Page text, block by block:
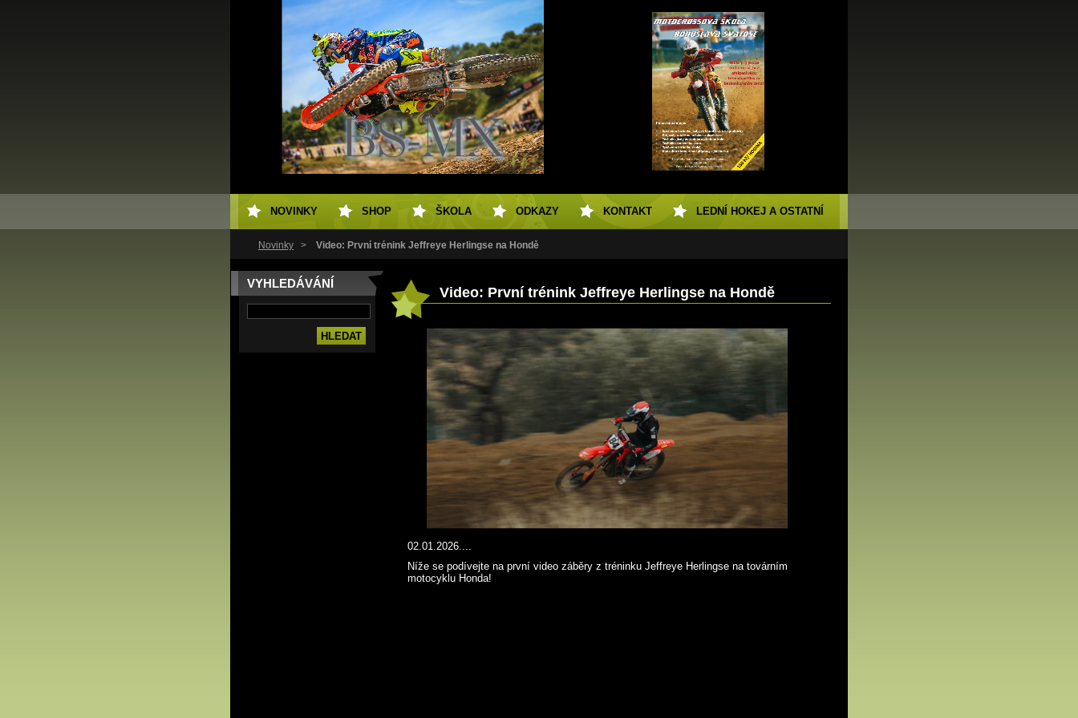
Novinky > Video: První trénink Jeffreye Herlingse na Hondě
VYHLEDÁVÁNÍ
Video: První trénink Jeffreye Herlingse na Hondě
02.01.2026....
Níže se podívejte na první video záběry z tréninku Jeffreye Herlingse na továrním
motocyklu Honda!
NOVINKY SHOP ŠKOLA ODKAZY KONTAKT LEDNÍ HOKEJ A OSTATNÍ